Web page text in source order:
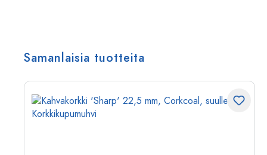
Samanlaisia tuotteita